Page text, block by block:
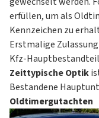
erfüllen, um als
Kennzeichen zu
Erstmalige
Kfz-
Zeittypische Optik
Bestandene
Oldtimergutachten